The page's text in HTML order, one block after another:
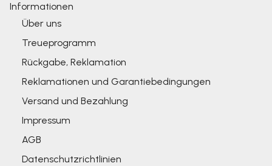
Informationen
Über uns
Treueprogramm
Rückgabe, Reklamation
Reklamationen und Garantiebedingungen
Versand und Bezahlung
Impressum
AGB
Datenschutzrichtlinien